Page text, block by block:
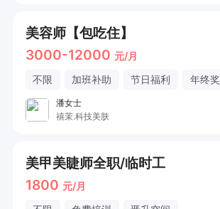
美容师【包吃住】
3000-12000 元/月
不限 加班补助 节日福利 年终奖
潘女士
禧茉.科技美肤
美甲美睫师全职/临时工
1800 元/月